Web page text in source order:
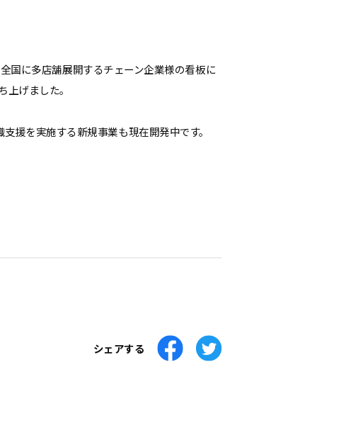
国に多店舗展開するチェーン企業様の看板に
げました。
援を実施する新規事業も現在開発中です。
シェアする